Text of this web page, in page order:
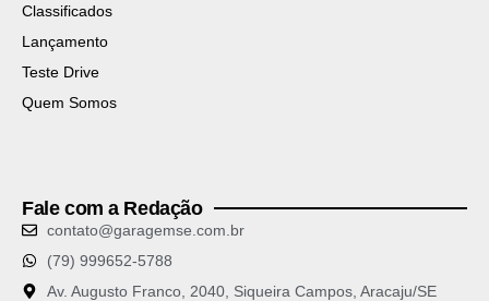
Classificados
Lançamento
Teste Drive
Quem Somos
Fale com a Redação
contato@garagemse.com.br
(79) 999652-5788
Av. Augusto Franco, 2040, Siqueira Campos, Aracaju/SE